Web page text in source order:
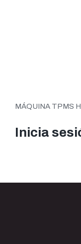
MÁQUINA TPMS
Inicia